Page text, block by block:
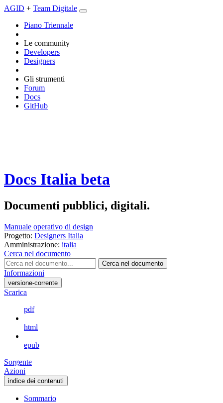
AGID + Team Digitale
Piano Triennale
Le community
Developers
Designers
Gli strumenti
Forum
Docs
GitHub
Docs Italia beta
Documenti pubblici, digitali.
Manuale operativo di design
Progetto: Designers Italia
Amministrazione: italia
Cerca nel documento
Cerca nel documento
Informazioni
versione-corrente
Scarica
pdf
html
epub
Sorgente
Azioni
indice dei contenuti
Sommario